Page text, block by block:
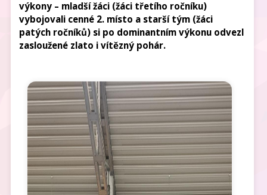
výkony – mladší žáci (žáci třetího ročníku)
vybojovali cenné 2. místo a starší tým (žáci
patých ročníků) si po dominantním výkonu odvezl
zasloužené zlato i vítězný pohár.